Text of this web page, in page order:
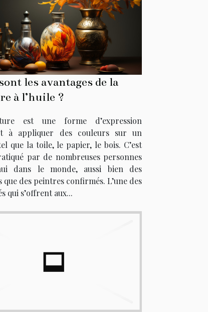
les avantages de la
à l’huile ?
est une forme d’expression
à appliquer des couleurs sur un
que la toile, le papier, le bois. C’est
par de nombreuses personnes
dans le monde, aussi bien des
que des peintres confirmés. L’une des
qui s’offrent aux...